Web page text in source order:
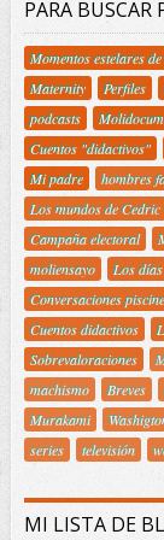
PARA BUSCAR
Momentos estelares
Maternity
Perfiles
podcasts
Cuentos "didactivos"
Mi padre
hombres
Los mundos de Cedric
Campaña electoral
moliensayo
Los
Conversaciones
Cuentos didactivos
Sobrevaloraciones
machismo
Breves
Murakami
series
televisión
MI LISTA DE